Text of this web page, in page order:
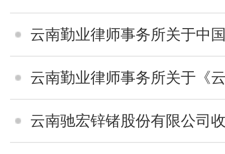
云南勤业律师事务所关于中国铜业有限公司收购云南驰宏锌锗股份有限
云南勤业律师事务所关于《云南驰宏锌锗股份有限公司收
云南驰宏锌锗股份有限公司